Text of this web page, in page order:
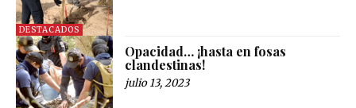
DESTACADOS
Opacidad… ¡hasta en fosas
clandestinas!
julio 13, 2023